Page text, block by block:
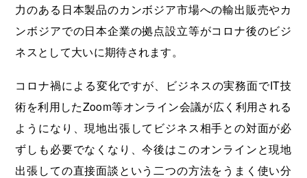
力のある日本製品のカンボジア市場への輸出販売やカ
ンボジアでの日本企業の拠点設立等がコロナ後のビジ
ネスとして大いに期待されます。
コロナ禍による変化ですが、ビジネスの実務面でIT技
術を利用したZoom等オンライン会議が広く利用される
ようになり、現地出張してビジネス相手との対面が必
ずしも必要でなくなり、今後はこのオンラインと現地
出張しての直接面談という二つの方法をうまく使い分